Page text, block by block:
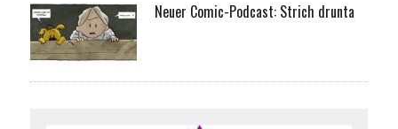
Neuer Comic-Podcast: Strich drunta